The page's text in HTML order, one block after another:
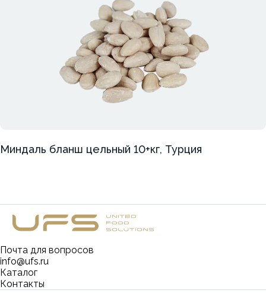
Миндаль бланш цельный 10+кг, Турция
Каталог
Контакты
Почта для вопросов
info@ufs.ru